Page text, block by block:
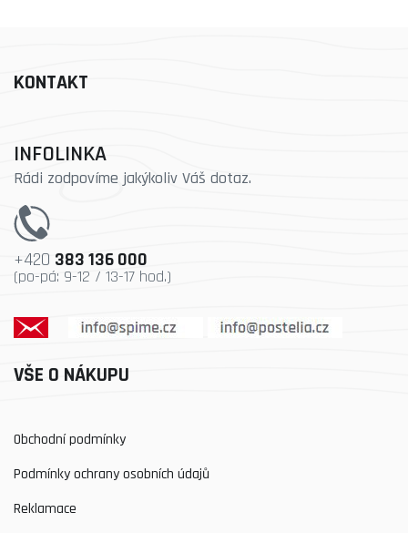
KONTAKT
INFOLINKA
Rádi zodpovíme jakýkoliv Váš dotaz.
+420 383 136 000
(po-pá: 9-12 / 13-17 hod.)
VŠE O NÁKUPU
Obchodní podmínky
Podmínky ochrany osobních údajů
Reklamace